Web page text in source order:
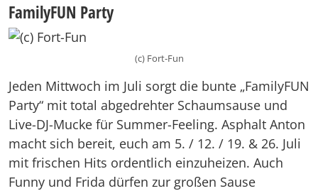
FamilyFUN Party
(c) Fort-Fun
Jeden Mittwoch im Juli sorgt die bunte „FamilyFUN
Party“ mit total abgedrehter Schaumsause und
Live-DJ-Mucke für Summer-Feeling. Asphalt Anton
macht sich bereit, euch am 5. / 12. / 19. & 26. Juli
mit frischen Hits ordentlich einzuheizen. Auch
Funny und Frida dürfen zur großen Sause